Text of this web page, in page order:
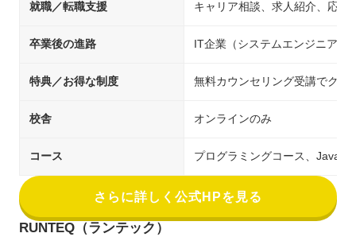
就職／転職支援 キャリア相談、求人紹介、応募
卒業後の進路 IT企業（システムエンジニア／
特典／お得な制度 無料カウンセリング受講でクー
校舎 オンラインのみ
コース プログラミングコース、Java
さらに詳しく公式HPを見る
RUNTEQ（ランテック）